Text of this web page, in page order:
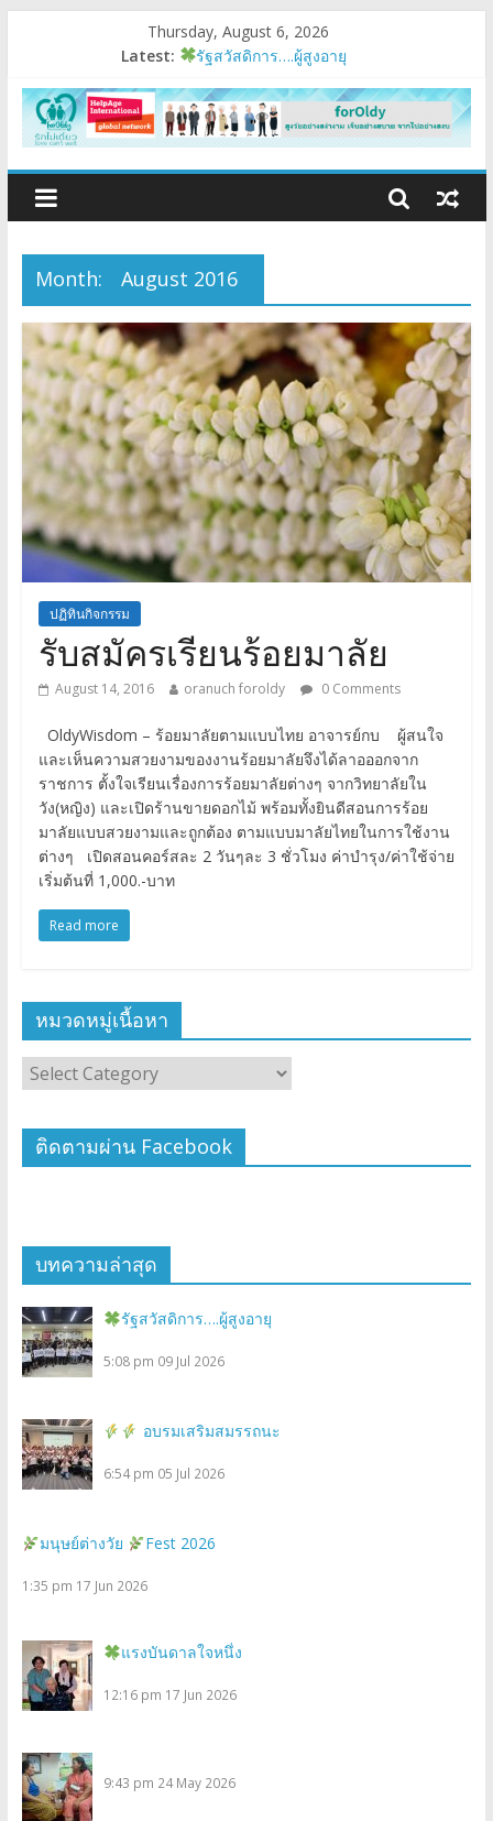
Thursday, August 6, 2026
Latest:
รัฐสวัสดิการ….ผู้สูงอายุ
มนุษย์ต่างวัย
Fest 2026
แรงบันดาลใจหนึ่ง
Month: August 2016
ปฏิทินกิจกรรม
รับสมัครเรียนร้อยมาลัย
August 14, 2016 oranuch foroldy 0 Comments
OldyWisdom – ร้อยมาลัยตามแบบไทย อาจารย์กบ ผู้สนใจ
และเห็นความสวยงามของงานร้อยมาลัยจึงได้ลาอออกจาก
ราชการ ตั้งใจเรียนเรื่องการร้อยมาลัยต่างๆ จากวิทยาลัยใน
วัง(หญิง) และเปิดร้านขายดอกไม้ พร้อมทั้งยินดีสอนการร้อย
มาลัยแบบสวยงามและถูกต้อง ตามแบบมาลัยไทยในการใช้งาน
ต่างๆ เปิดสอนคอร์สละ 2 วันๆละ 3 ชั่วโมง ค่าบำรุง/ค่าใช้จ่าย
เริ่มต้นที่ 1,000.-บาท
Read more
หมวดหมู่เนื้อหา
ติดตามผ่าน Facebook
บทความล่าสุด
รัฐสวัสดิการ….ผู้สูงอายุ
5:08 pm 09 Jul 2026
อบรมเสริมสมรรถนะ
6:54 pm 05 Jul 2026
มนุษย์ต่างวัย Fest 2026
1:35 pm 17 Jun 2026
แรงบันดาลใจหนึ่ง
12:16 pm 17 Jun 2026
9:43 pm 24 May 2026